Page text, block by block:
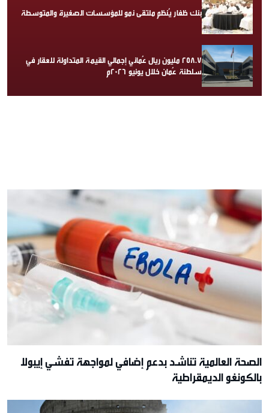
بنك ظفار يُنظم ملتقى نمو للمؤسسات الصغيرة والمتوسطة
258.7 مليون ريال عُماني إجمالي القيمة المتداولة للعقار في
سلطنة عُمان خلال يونيو 2026م
الصحة العالمية تناشد بدعم إضافي لمواجهة تفشي إيبولا
بالكونغو الديمقراطية